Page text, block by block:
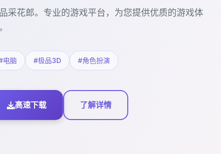
采花郎。专业的游戏平台，为您提供优质的游戏体
电脑 #极品3D #角色扮演
高速下载 了解详情